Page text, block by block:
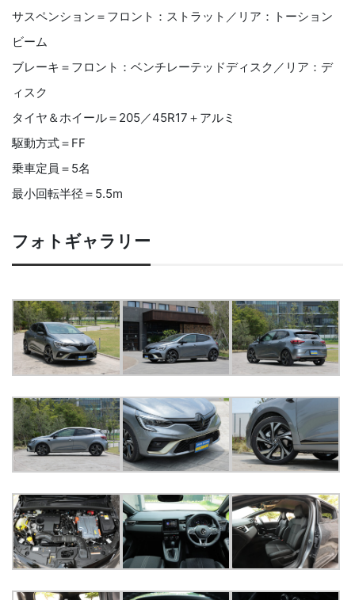
サスペンション＝フロント：ストラット／リア：トーション
ビーム
ブレーキ＝フロント：ベンチレーテッドディスク／リア：デ
ィスク
タイヤ＆ホイール＝205／45R17＋アルミ
駆動方式＝FF
乗車定員＝5名
最小回転半径＝5.5m
フォトギャラリー